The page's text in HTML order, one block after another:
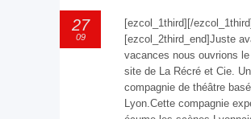
27
09
[ezcol_1third][/ezcol_1third]
[ezcol_2third_end]Juste
vacances nous ouvrions
site de La Récré et Cie.
compagnie de théâtre
Lyon.Cette compagnie